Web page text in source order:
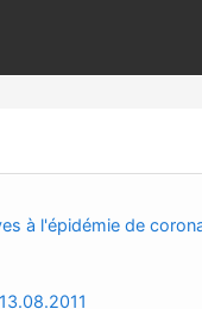
à l'épidémie de